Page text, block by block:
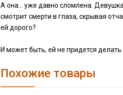
А она… уже давно сломлена.
смотрит смерти в глаза, скрывая
ей дорого?
И может быть, ей не придется делать
Похожие товары